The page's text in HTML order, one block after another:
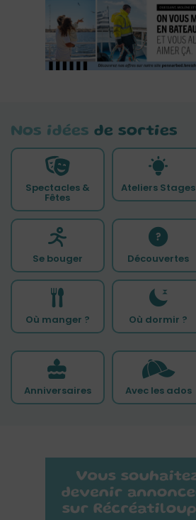
Nos idées de sorties
Spectacles &
Fêtes
Ateliers Stages
Se bouger Découvertes
Où manger ? Où dormir ?
Anniversaires Avec les ados